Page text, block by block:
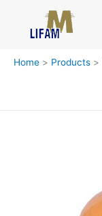
content
Home Products